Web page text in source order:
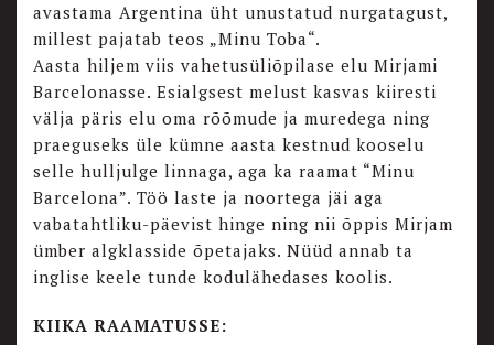
avastama Argentina üht unustatud nurgatagust,
millest pajatab teos „Minu Toba“.
Aasta hiljem viis vahetusüliõpilase elu Mirjami
Barcelonasse. Esialgsest melust kasvas kiiresti
välja päris elu oma rõõmude ja muredega ning
praeguseks üle kümne aasta kestnud kooselu
selle hulljulge linnaga, aga ka raamat “Minu
Barcelona”. Töö laste ja noortega jäi aga
vabatahtliku-päevist hinge ning nii õppis Mirjam
ümber algklasside õpetajaks. Nüüd annab ta
inglise keele tunde kodulähedases koolis.
KIIKA RAAMATUSSE: